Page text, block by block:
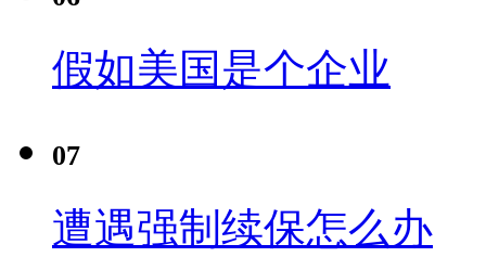
假如美国是个企业
07
遭遇强制续保怎么办